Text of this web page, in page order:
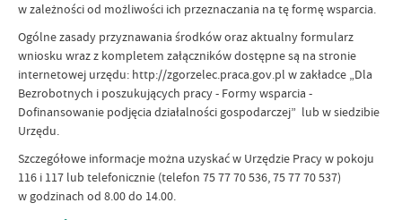
w zależności od możliwości ich przeznaczania na tę formę wsparcia.
Ogólne zasady przyznawania środków oraz aktualny formularz
wniosku wraz z kompletem załączników dostępne są na stronie
internetowej urzędu: http://zgorzelec.praca.gov.pl w zakładce „Dla
Bezrobotnych i poszukujących pracy - Formy wsparcia -
Dofinansowanie podjęcia działalności gospodarczej” lub w siedzibie
Urzędu.
Szczegółowe informacje można uzyskać w Urzędzie Pracy w pokoju
116 i 117 lub telefonicznie (telefon 75 77 70 536, 75 77 70 537)
w godzinach od 8.00 do 14.00.